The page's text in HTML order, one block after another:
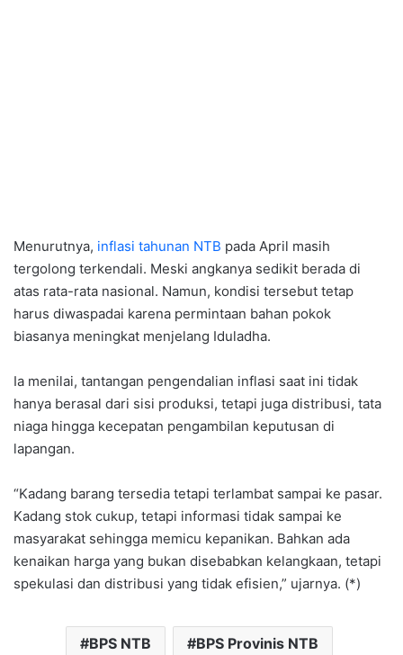
Menurutnya, inflasi tahunan NTB pada April masih
tergolong terkendali. Meski angkanya sedikit berada di
atas rata-rata nasional. Namun, kondisi tersebut tetap
harus diwaspadai karena permintaan bahan pokok
biasanya meningkat menjelang Iduladha.
Ia menilai, tantangan pengendalian inflasi saat ini tidak
hanya berasal dari sisi produksi, tetapi juga distribusi, tata
niaga hingga kecepatan pengambilan keputusan di
lapangan.
“Kadang barang tersedia tetapi terlambat sampai ke pasar.
Kadang stok cukup, tetapi informasi tidak sampai ke
masyarakat sehingga memicu kepanikan. Bahkan ada
kenaikan harga yang bukan disebabkan kelangkaan, tetapi
spekulasi dan distribusi yang tidak efisien,” ujarnya. (*)
BPS NTB BPS Provinis NTB